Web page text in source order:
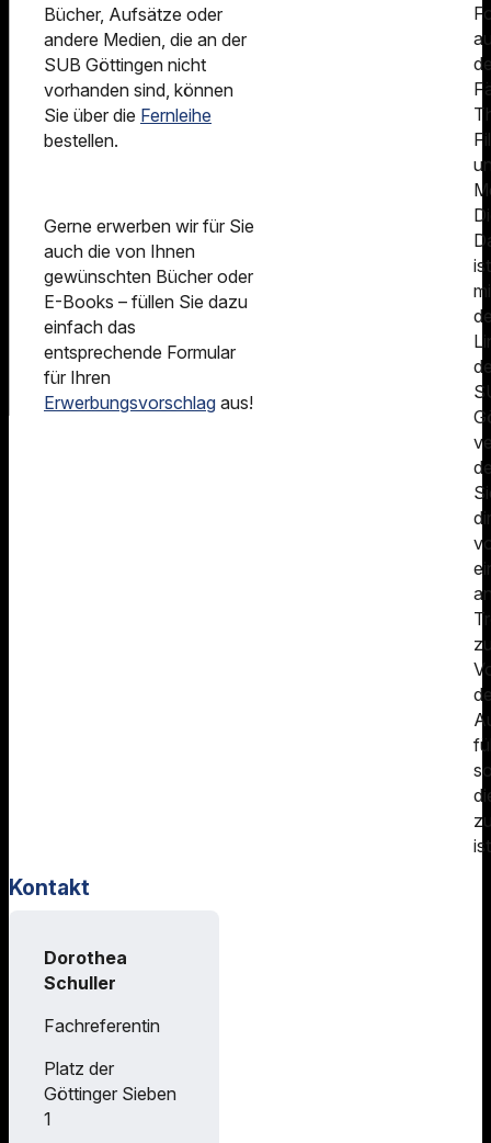
Bücher, Aufsätze oder
andere Medien, die an der
SUB Göttingen nicht
vorhanden sind, können
Sie über die Fernleihe
bestellen.
Gerne erwerben wir für Sie
auch die von Ihnen
gewünschten Bücher oder
E-Books – füllen Sie dazu
einfach das
entsprechende Formular
für Ihren
Erwerbungsvorschlag aus!
ist
Kontakt
Dorothea
Schuller
Fachreferentin
Platz der
Göttinger Sieben
1